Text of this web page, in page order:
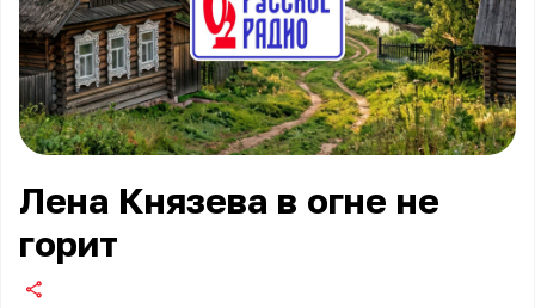
Лена Князева в огне не
горит